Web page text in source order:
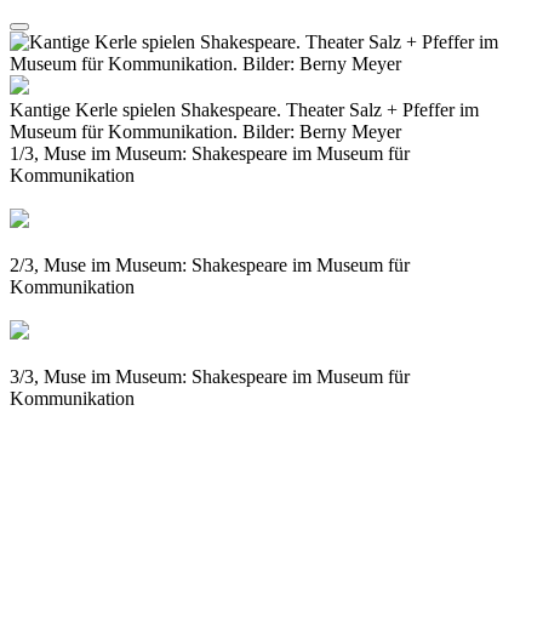
Kantige Kerle spielen Shakespeare. Theater Salz + Pfeffer im
Museum für Kommunikation. Bilder: Berny Meyer
1/3, Muse im Museum: Shakespeare im Museum für
Kommunikation
2/3, Muse im Museum: Shakespeare im Museum für
Kommunikation
3/3, Muse im Museum: Shakespeare im Museum für
Kommunikation